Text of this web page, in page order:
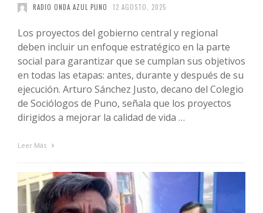
RADIO ONDA AZUL PUNO 12 AGOSTO, 2025
Los proyectos del gobierno central y regional
deben incluir un enfoque estratégico en la parte
social para garantizar que se cumplan sus objetivos
en todas las etapas: antes, durante y después de su
ejecución. Arturo Sánchez Justo, decano del Colegio
de Sociólogos de Puno, señala que los proyectos
dirigidos a mejorar la calidad de vida …
Leer Más